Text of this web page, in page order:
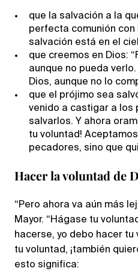
que la salvación a la
perfecta comunión con
salvación está en el
que creemos en Dios:
aunque no pueda
Dios, aunque no lo
que el prójimo sea
venido a castigar a los
salvarlos. Y ahora
tu voluntad!
pecadores, sino que
Hacer la voluntad de
“Pero ahora va aún más
Mayor. “Hágase tu
hacerse, yo debo hacer
tu voluntad, ¡también
esto significa: